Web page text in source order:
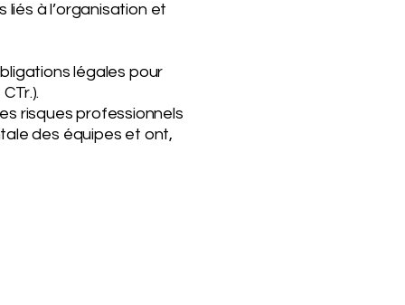
à l’organisation et
légales pour
risques professionnels
des équipes et ont,